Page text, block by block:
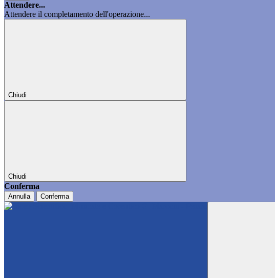
Attendere...
Attendere il completamento dell'operazione...
Chiudi
Chiudi
Conferma
Annulla Conferma